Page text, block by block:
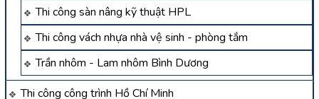
Thi công sàn nâng kỹ thuật HPL
Thi công vách nhựa nhà vệ sinh - phòng tắm
Trần nhôm - Lam nhôm Bình Dương
Thi công công trình Hồ Chí Minh